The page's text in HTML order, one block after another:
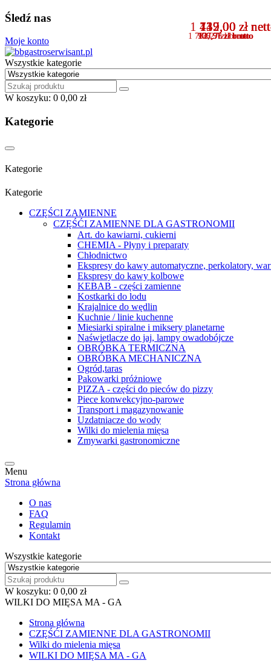
Śledź nas
Moje konto
Wszystkie kategorie
W koszyku: 0 0,00 zł
Kategorie
Kategorie
Kategorie
CZĘŚCI ZAMIENNE
CZĘŚĆI ZAMIENNE DLA GASTRONOMII
Art. do kawiarni, cukierni
CHEMIA - Płyny i preparaty
Chłodnictwo
Ekspresy do kawy automatyczne, perkolatory,
Ekspresy do kawy kolbowe
KEBAB - części zamienne
Kostkarki do lodu
Krajalnice do wędlin
Kuchnie / linie kuchenne
Miesiarki spiralne i miksery planetarne
Naświetlacze do jaj, lampy owadobójcze
OBRÓBKA TERMICZNA
OBRÓBKA MECHANICZNA
Ogród,taras
Pakowarki próżniowe
PIZZA - części do pieców do pizzy
Piece konwekcyjno-parowe
Transport i magazynowanie
Uzdatniacze do wody
Wilki do mielenia mięsa
Zmywarki gastronomiczne
Menu
Strona główna
O nas
FAQ
Regulamin
Kontakt
Wszystkie kategorie
W koszyku: 0 0,00 zł
WILKI DO MIĘSA MA - GA
Strona główna
CZĘŚĆI ZAMIENNE DLA GASTRONOMII
Wilki do mielenia mięsa
WILKI DO MIĘSA MA - GA
1 449,00 zł
1 782,27 zł brutto
139,00 zł
170,97 zł brutto
112,00 zł
137,76 zł brutto
737,00 zł
906,51 zł brutto